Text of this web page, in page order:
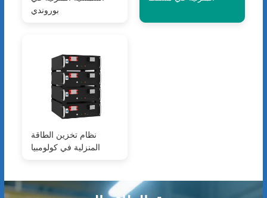
بوروندي
نظام تخزين الطاقة
المنزلية في كولومبيا